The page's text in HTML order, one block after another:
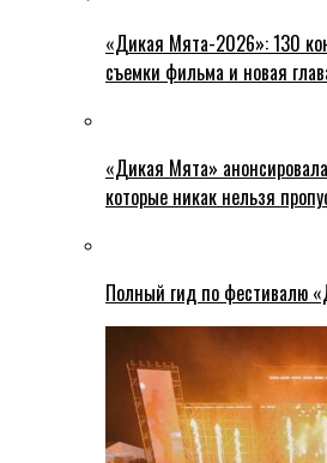
«Дикая Мята-2026»: 130
съемки фильма и новая
«Дикая Мята»
которые никак нельзя
Полный гид по фестивалю